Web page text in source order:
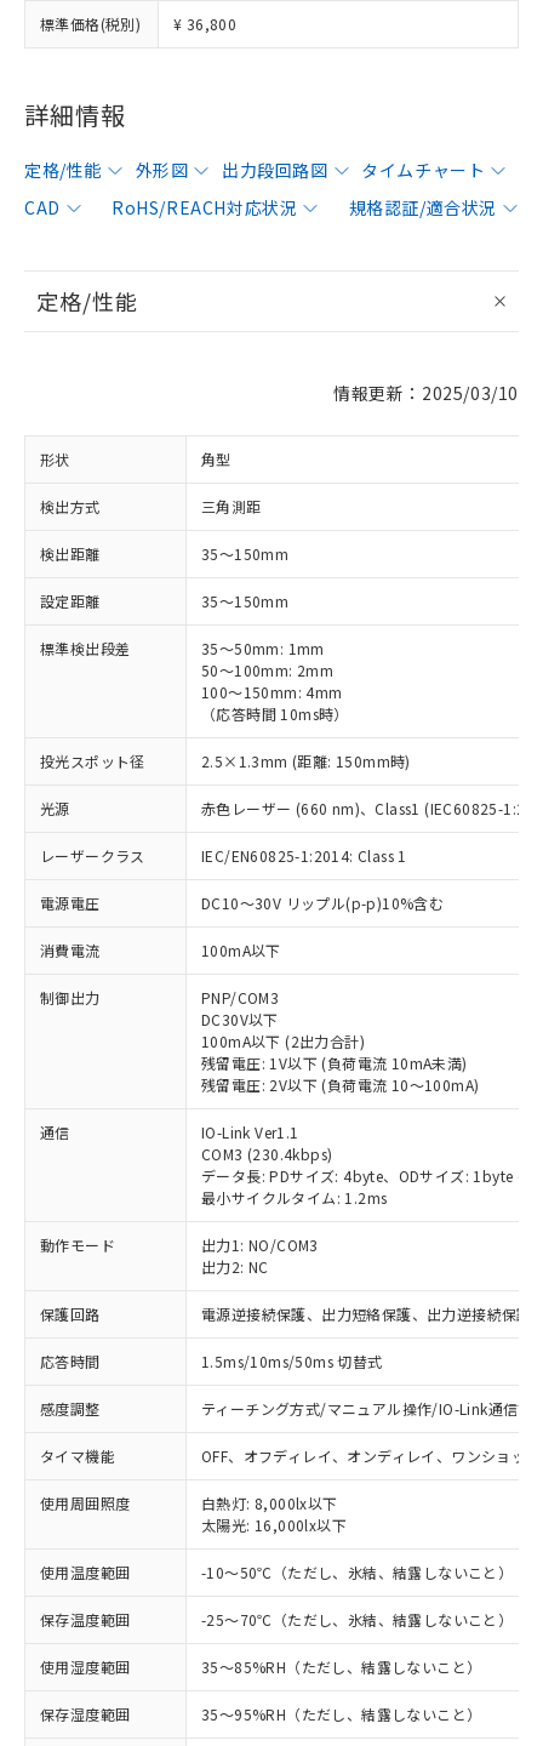
標準価格(税別) ¥ 36,800
詳細情報
定格/性能 外形図 出力段回路図
タイムチャート
CAD
RoHS/REACH対応状況 規格認証/適合状況
定格/性能
情報更新：2025/03/10
形状 角型
検出方式 三角測距
検出距離 35～150mm
設定距離 35～150mm
標準検出段差
35～50mm: 1mm
50～100mm: 2mm
100～150mm: 4mm
（応答時間 10ms時）
投光スポット径 2.5×1.3mm (距離: 150mm時)
光源 赤色レーザー (660 nm)、Class1 (IEC60825-
レーザークラス IEC/EN60825-1:2014: Class 1
電源電圧 DC10～30V リップル(p-p)10%含む
消費電流 100mA以下
制御出力
PNP/COM3
DC30V以下
100mA以下 (2出力合計)
残留電圧: 1V以下 (負荷電流 10mA未満)
残留電圧: 2V以下 (負荷電流 10～100mA)
通信
IO-Link Ver1.1
COM3 (230.4kbps)
データ長: PDサイズ: 4byte、ODサイズ: 1byte
最小サイクルタイム: 1.2ms
動作モード
出力1: NO/COM3
出力2: NC
保護回路 電源逆接続保護、出力短絡保護、出力逆接続保護
応答時間 1.5ms/10ms/50ms 切替式
感度調整 ティーチング方式/マニュアル操作/IO-Link通信で
タイマ機能 OFF、オフディレイ、オンディレイ、ワンショット
使用周囲照度
白熱灯: 8,000lx以下
太陽光: 16,000lx以下
使用温度範囲 -10～50℃（ただし、氷結、結露しないこと）
保存温度範囲 -25～70℃（ただし、氷結、結露しないこと）
使用湿度範囲 35～85%RH（ただし、結露しないこと）
保存湿度範囲 35～95%RH（ただし、結露しないこと）
ご利用条件
以下の条件をお読みいただき、同意のうえ
ご利用ください。
本サービスは、当社制御機器事業取扱
商品の当社在庫状況および標準価格
(税抜)を提供させていただくもので
当社制御機器事業取扱商品の中には、
本サービスの対象外となる商品もある
ことをご了承ください。
※1 対応状況
非含有に対応した製品が提供可能な商品で
対応予定：EU RoHS指令（10物質）の非含
有に対応した製品に切り替える予定のある
商品です。
対応予定なし：EU RoHS指令（10物質）の
非含有に非対応の商品で、対応品を出す予
定はありません。
非含有の対応状況を調査中または確認中の
商品です。
害物質有無と関係のない商品です。
仕入先様の事情により、非含有部品として
いたものが、含有品と判明した場合などや
むを得ず変更することがあります。
※1 中国RoHS○×表
「○」：最大均質材料含有率が中国RoHSの
基準値以下であることを示します。
基準値を超えていることを示します。
「－」：未確認です。当社販売部門へお問
当社は、これら貴社製品のうち、外国